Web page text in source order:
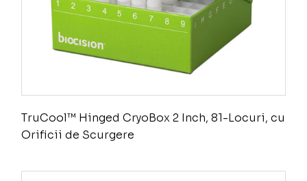
TruCool™ Hinged CryoBox 2 Inch, 81-Locuri, cu
Orificii de Scurgere